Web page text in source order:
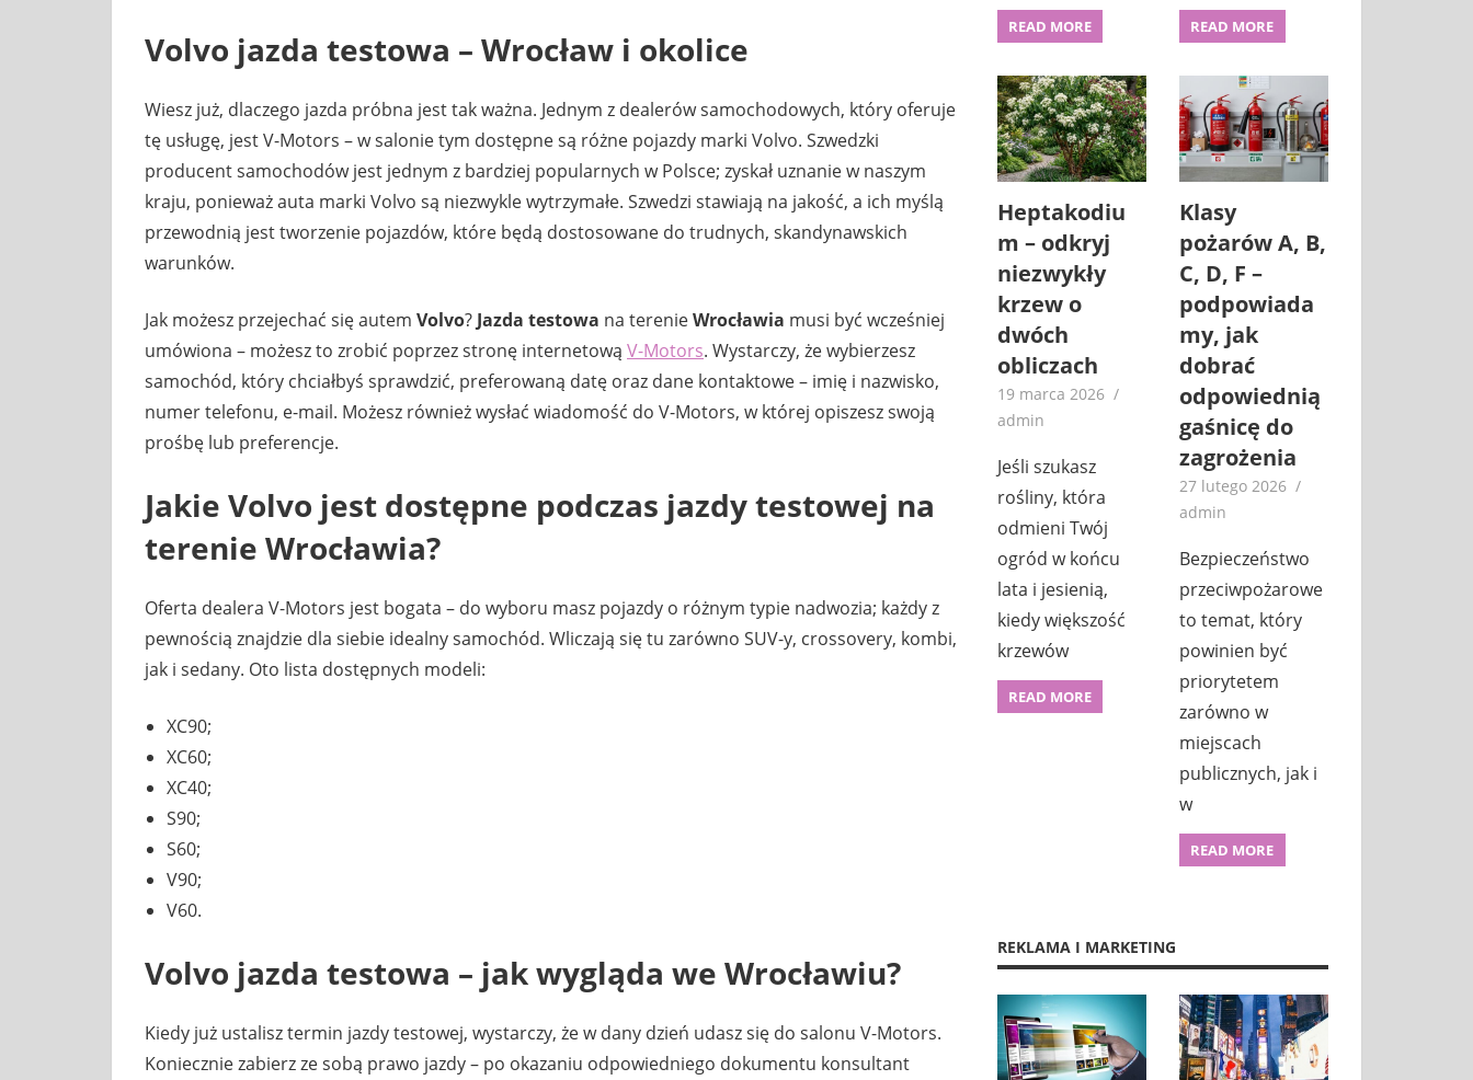
Volvo jazda testowa – Wrocław i okolice
Wiesz już, dlaczego jazda próbna jest tak ważna. Jednym z dealerów samochodowych, który oferuje
tę usługę, jest V-Motors – w salonie tym dostępne są różne pojazdy marki Volvo. Szwedzki
producent samochodów jest jednym z bardziej popularnych w Polsce; zyskał uznanie w naszym
kraju, ponieważ auta marki Volvo są niezwykle wytrzymałe. Szwedzi stawiają na jakość, a ich myślą
przewodnią jest tworzenie pojazdów, które będą dostosowane do trudnych, skandynawskich
warunków.
Jak możesz przejechać się autem Volvo? Jazda testowa na terenieWrocławia musi być wcześniej
umówiona – możesz to zrobić poprzez stronę internetową V-Motors. Wystarczy, że wybierzesz
samochód, który chciałbyś sprawdzić, preferowaną datę oraz dane kontaktowe – imię i nazwisko,
numer telefonu, e-mail. Możesz również wysłać wiadomość do V-Motors, w której opiszesz swoją
prośbę lub preferencje.
Jakie Volvo jest dostępne podczas jazdy testowej na
terenie Wrocławia?
Oferta dealera V-Motors jest bogata – do wyboru masz pojazdy o różnym typie nadwozia; każdy z
pewnością znajdzie dla siebie idealny samochód. Wliczają się tu zarówno SUV-y, crossovery, kombi,
jak i sedany. Oto lista dostępnych modeli:
XC90;
XC60;
XC40;
S90;
S60;
V90;
V60.
Volvo jazda testowa – jak wygląda we Wrocławiu?
Kiedy już ustalisz termin jazdy testowej, wystarczy, że w dany dzień udasz się do salonu V-Motors.
Koniecznie zabierz ze sobą prawo jazdy – po okazaniu odpowiedniego dokumentu konsultant
READ MORE READ MORE
Heptakodiu
m – odkryj
niezwykły
krzew o
dwóch
obliczach
19 marca 2026
admin
Jeśli szukasz
rośliny, która
odmieni Twój
ogród w końcu
lata i jesienią,
kiedy większość
krzewów
READ MORE
Klasy
pożarów A, B,
C, D, F –
podpowiada
my, jak
dobrać
odpowiednią
gaśnicę do
zagrożenia
27 lutego 2026
admin
Bezpieczeństwo
przeciwpożarowe
to temat, który
powinien być
priorytetem
zarówno w
miejscach
publicznych, jak i
w
READ MORE
REKLAMA I MARKETING